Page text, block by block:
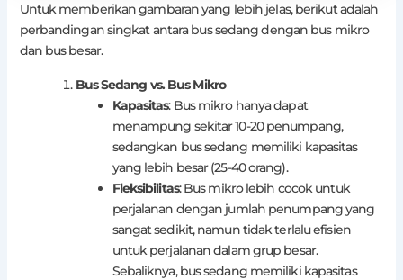
Untuk memberikan gambaran yang lebih jelas, berikut adalah
perbandingan singkat antara bus sedang dengan bus mikro
dan bus besar.
Bus Sedang vs. Bus Mikro
Kapasitas: Bus mikro hanya dapat
menampung sekitar 10-20 penumpang,
sedangkan bus sedang memiliki kapasitas
yang lebih besar (25-40 orang).
Fleksibilitas: Bus mikro lebih cocok untuk
perjalanan dengan jumlah penumpang yang
sangat sedikit, namun tidak terlalu efisien
untuk perjalanan dalam grup besar.
Sebaliknya, bus sedang memiliki kapasitas